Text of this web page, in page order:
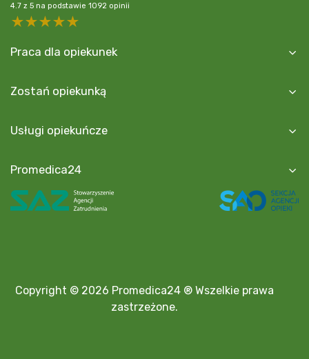
4.7 z 5 na podstawie 1092 opinii
5 stars
4 stars
3 stars
2 stars
Praca dla opiekunek
Zostań opiekunką
Usługi opiekuńcze
Promedica24
Copyright © 2026 Promedica24 ® Wszelkie prawa
zastrzeżone.